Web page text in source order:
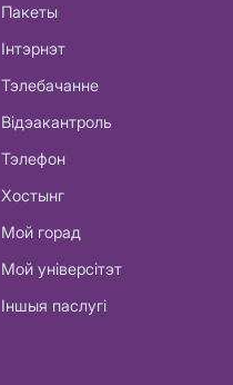
Пакеты
Інтэрнэт
Тэлебачанне
Відэакантроль
Тэлефон
Хостынг
Мой горад
Мой універсітэт
Іншыя паслугі